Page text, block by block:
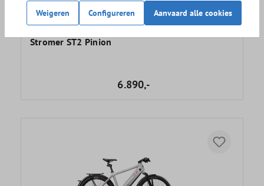
Stromer ST2 Pinion
6.890,-
Weigeren Configureren Aanvaard alle cookies